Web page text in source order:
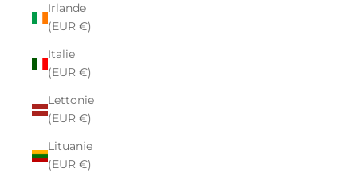
Irlande
(EUR €)
Italie
(EUR €)
Lettonie
(EUR €)
Lituanie
(EUR €)